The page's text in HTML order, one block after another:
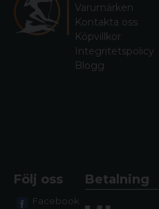
Varumärken
Kontakta oss
Köpvillkor
Integritetspolicy
Blogg
Följ oss
Facebook
Betalning